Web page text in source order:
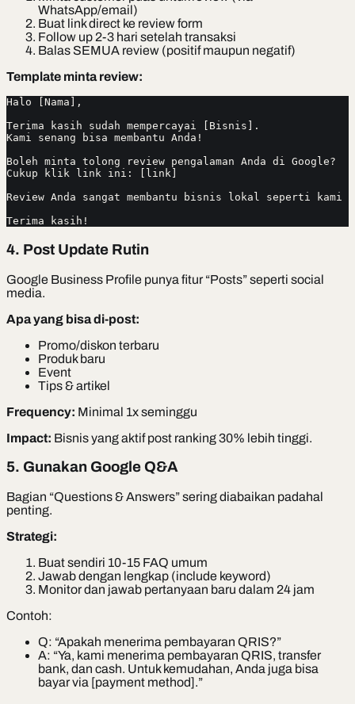
WhatsApp/email)
Buat link direct ke review form
Follow up 2-3 hari setelah transaksi
Balas SEMUA review (positif maupun negatif)
Template minta review:
Halo [Nama],
Terima kasih sudah mempercayai [Bisnis].
Kami senang bisa membantu Anda!
Boleh minta tolong review pengalaman Anda di Google?
Cukup klik link ini: [link]
Review Anda sangat membantu bisnis lokal seperti kami
Terima kasih!
4. Post Update Rutin
Google Business Profile punya fitur “Posts” seperti social
media.
Apa yang bisa di-post:
Promo/diskon terbaru
Produk baru
Event
Tips & artikel
Frequency: Minimal 1x seminggu
Impact: Bisnis yang aktif post ranking 30% lebih tinggi.
5. Gunakan Google Q&A
Bagian “Questions & Answers” sering diabaikan padahal
penting.
Strategi:
Buat sendiri 10-15 FAQ umum
Jawab dengan lengkap (include keyword)
Monitor dan jawab pertanyaan baru dalam 24 jam
Contoh:
Q: “Apakah menerima pembayaran QRIS?”
A: “Ya, kami menerima pembayaran QRIS, transfer
bank, dan cash. Untuk kemudahan, Anda juga bisa
bayar via [payment method].”